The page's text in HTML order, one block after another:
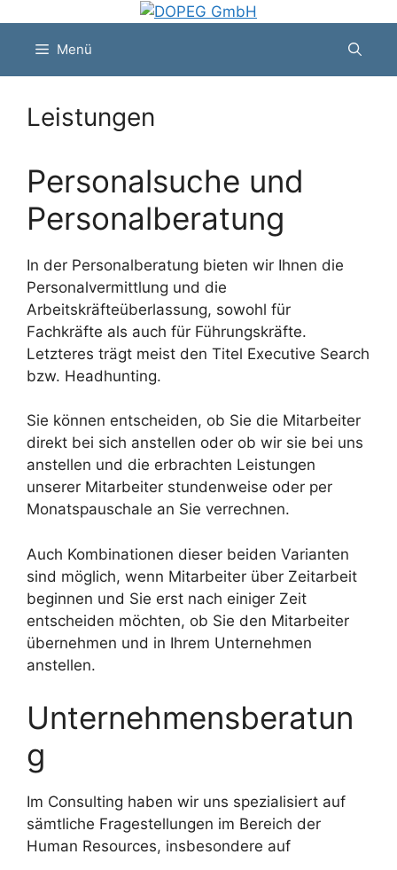
springenMenü
Leistungen
Personalsuche und
Personalberatung
In der Personalberatung bieten wir Ihnen die
Personalvermittlung und die
Arbeitskräfteüberlassung, sowohl für
Fachkräfte als auch für Führungskräfte.
Letzteres trägt meist den Titel Executive Search
bzw. Headhunting.
Sie können entscheiden, ob Sie die Mitarbeiter
direkt bei sich anstellen oder ob wir sie bei uns
anstellen und die erbrachten Leistungen
unserer Mitarbeiter stundenweise oder per
Monatspauschale an Sie verrechnen.
Auch Kombinationen dieser beiden Varianten
sind möglich, wenn Mitarbeiter über Zeitarbeit
beginnen und Sie erst nach einiger Zeit
entscheiden möchten, ob Sie den Mitarbeiter
übernehmen und in Ihrem Unternehmen
anstellen.
Unternehmensberatun
g
Im Consulting haben wir uns spezialisiert auf
sämtliche Fragestellungen im Bereich der
Human Resources, insbesondere auf